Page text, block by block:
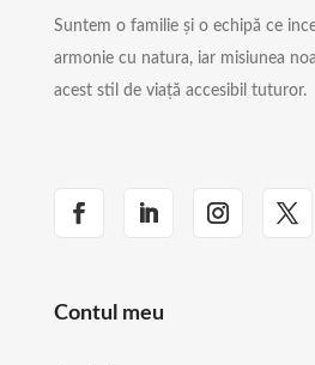
Suntem o familie și o echipă ce
armonie cu natura, iar misiunea
acest stil de viață accesibil tuturor.
Contul meu